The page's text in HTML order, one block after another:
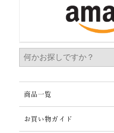
商品一覧
お買い物ガイド